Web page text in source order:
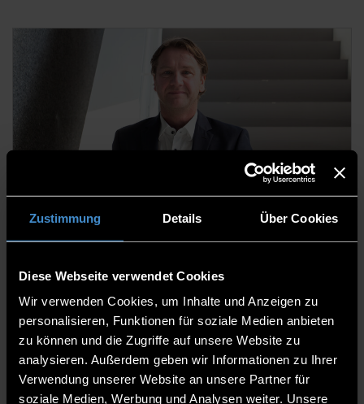
Zustimmung Details Über Cookies
Diese Webseite verwendet Cookies
Wir verwenden Cookies, um Inhalte und Anzeigen zu
personalisieren, Funktionen für soziale Medien anbieten
zu können und die Zugriffe auf unsere Website zu
analysieren. Außerdem geben wir Informationen zu Ihrer
Verwendung unserer Website an unsere Partner für
soziale Medien, Werbung und Analysen weiter. Unsere
Prof. Dr. Thomas Geiß, Dipl. BW, MBA
Director